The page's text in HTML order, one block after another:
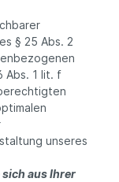
§ 25 Abs. 2
Abs. 1 lit. f
unseres
sich aus Ihrer